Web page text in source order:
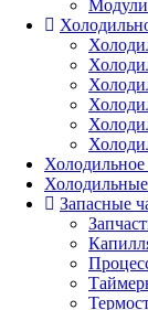
Модули
Холодильное
Запасные